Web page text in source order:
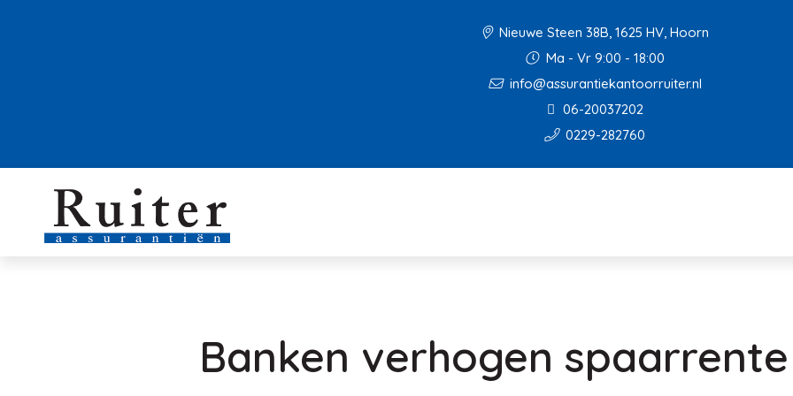
Nieuwe Steen 38B, 1625 HV, Hoorn
Ma - Vr 9:00 - 18:00
info@assurantiekantoorruiter.nl
06-20037202
0229-282760
Banken verhogen